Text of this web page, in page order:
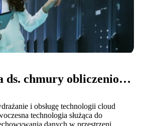
Specjalistka ds. chmury obliczeniowej
i obsługę technologii cloud
technologia służąca do